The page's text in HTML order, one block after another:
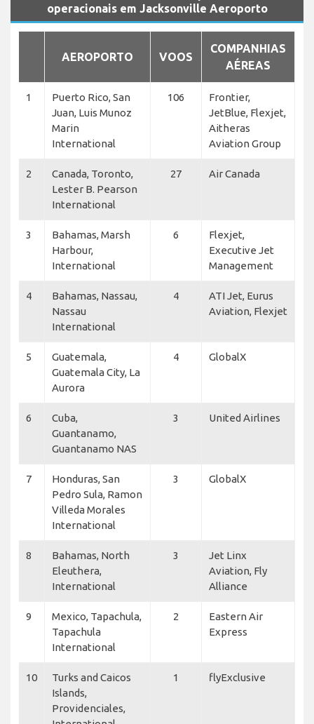
operacionais em Jacksonville Aeroporto
AEROPORTO VOOS
COMPANHIAS
AÉREAS
1
Puerto Rico, San
Juan, Luis Munoz
Marin
International
106
Frontier,
JetBlue, Flexjet,
Aitheras
Aviation Group
2
Canada, Toronto,
Lester B. Pearson
International
27 Air Canada
3
Bahamas, Marsh
Harbour,
International
6
Flexjet,
Executive Jet
Management
4
Bahamas, Nassau,
Nassau
International
4
ATI Jet, Eurus
Aviation, Flexjet
5
Guatemala,
Guatemala City, La
Aurora
4 GlobalX
6
Cuba,
Guantanamo,
Guantanamo NAS
3 United Airlines
7
Honduras, San
Pedro Sula, Ramon
Villeda Morales
International
3 GlobalX
8
Bahamas, North
Eleuthera,
International
3
Jet Linx
Aviation, Fly
Alliance
9
Mexico, Tapachula,
Tapachula
International
2
Eastern Air
Express
10
Turks and Caicos
Islands,
Providenciales,
1 flyExclusive